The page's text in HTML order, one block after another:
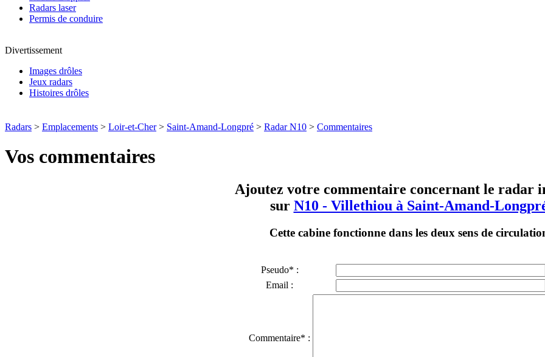
Radars laser
Permis de conduire
Divertissement
Images drôles
Jeux radars
Histoires drôles
Radars > Emplacements > Loir-et-Cher> Saint-Amand-Longpré > Radar N10 > Commentaires
Vos commentaires
Ajoutez votre commentaire concernant le radar
sur N10 - Villethiou à Saint-Amand-
Cette cabine fonctionne dans les deux sens de
Pseudo* :
Email :
Commentaire* :